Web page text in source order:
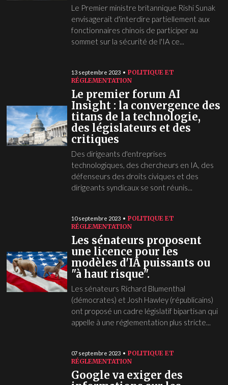
Le Premier ministre britannique Rishi Sunak
envisagerait d'interdire partiellement aux
fonctionnaires chinois de participer au
sommet sur la sécurité de l'IA ce...
13 septembre 2023
POLITIQUE ET
RÉGLEMENTATION
Le premier forum AI
Insight : la convergence des
titans de la technologie,
des législateurs et des
critiques
Des dirigeants d'entreprises
technologiques, des chercheurs en IA, des
défenseurs des droits civiques et des
dirigeants syndicaux se sont réunis...
10 septembre 2023
POLITIQUE ET
RÉGLEMENTATION
Les sénateurs proposent
une licence pour les
modèles d'IA puissants ou
"à haut risque".
Les sénateurs Richard Blumenthal
(démocrates) et Josh Hawley (républicains)
ont proposé un cadre législatif bipartisan qui
appelle à une réglementation plus stricte...
07 septembre 2023
POLITIQUE ET
RÉGLEMENTATION
Google va exiger des